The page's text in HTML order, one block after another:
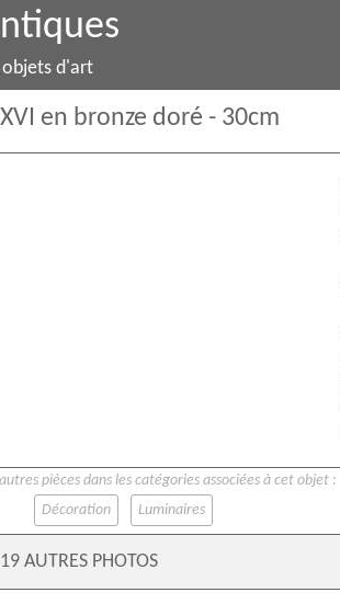
d'art
en bronze doré - 30cm
pièces dans les catégories associées à cet objet :
Décoration
Luminaires
19 AUTRES PHOTOS